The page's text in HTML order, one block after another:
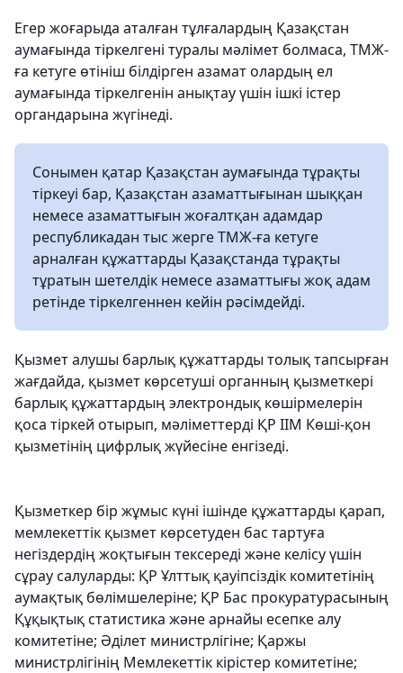
Егер жоғарыда аталған тұлғалардың Қазақстан
аумағында тіркелгені туралы мәлімет болмаса, ТМЖ-
ға кетуге өтініш білдірген азамат олардың ел
аумағында тіркелгенін анықтау үшін ішкі істер
органдарына жүгінеді.
Сонымен қатар Қазақстан аумағында тұрақты
тіркеуі бар, Қазақстан азаматтығынан шыққан
немесе азаматтығын жоғалтқан адамдар
республикадан тыс жерге ТМЖ-ға кетуге
арналған құжаттарды Қазақстанда тұрақты
тұратын шетелдік немесе азаматтығы жоқ адам
ретінде тіркелгеннен кейін рәсімдейді.
Қызмет алушы барлық құжаттарды толық тапсырған
жағдайда, қызмет көрсетуші органның қызметкері
барлық құжаттардың электрондық көшірмелерін
қоса тіркей отырып, мәліметтерді ҚР ІІМ Көші-қон
қызметінің цифрлық жүйесіне енгізеді.
Қызметкер бір жұмыс күні ішінде құжаттарды қарап,
мемлекеттік қызмет көрсетуден бас тартуға
негіздердің жоқтығын тексереді және келісу үшін
сұрау салуларды: ҚР Ұлттық қауіпсіздік комитетінің
аумақтық бөлімшелеріне; ҚР Бас прокуратурасының
Құқықтық статистика және арнайы есепке алу
комитетіне; Әділет министрлігіне; Қаржы
министрлігінің Мемлекеттік кірістер комитетіне;